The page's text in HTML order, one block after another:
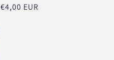
Prix
€4,00 EUR